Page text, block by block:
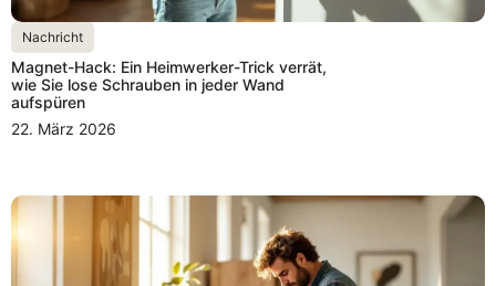
Nachricht
Magnet-Hack: Ein Heimwerker-Trick verrät,
wie Sie lose Schrauben in jeder Wand
aufspüren
22. März 2026